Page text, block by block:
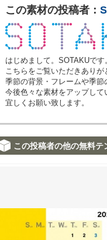
この素材の投稿者：
はじめまして。SOTAKUです
こちらをご覧いただきありが
季節の背景・フレームや季節
今後色々な素材をアップして
宜しくお願い致します。
この投稿者の他の無料テ